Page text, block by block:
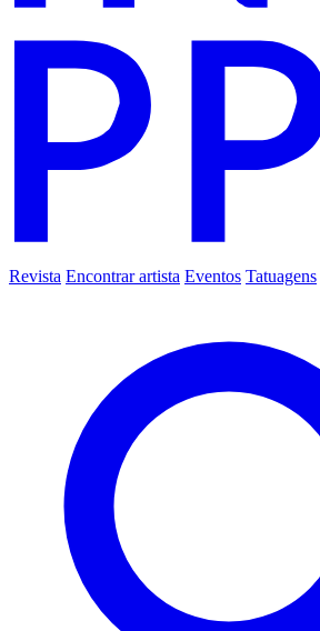
Revista Encontrar artista Eventos Tatuagens